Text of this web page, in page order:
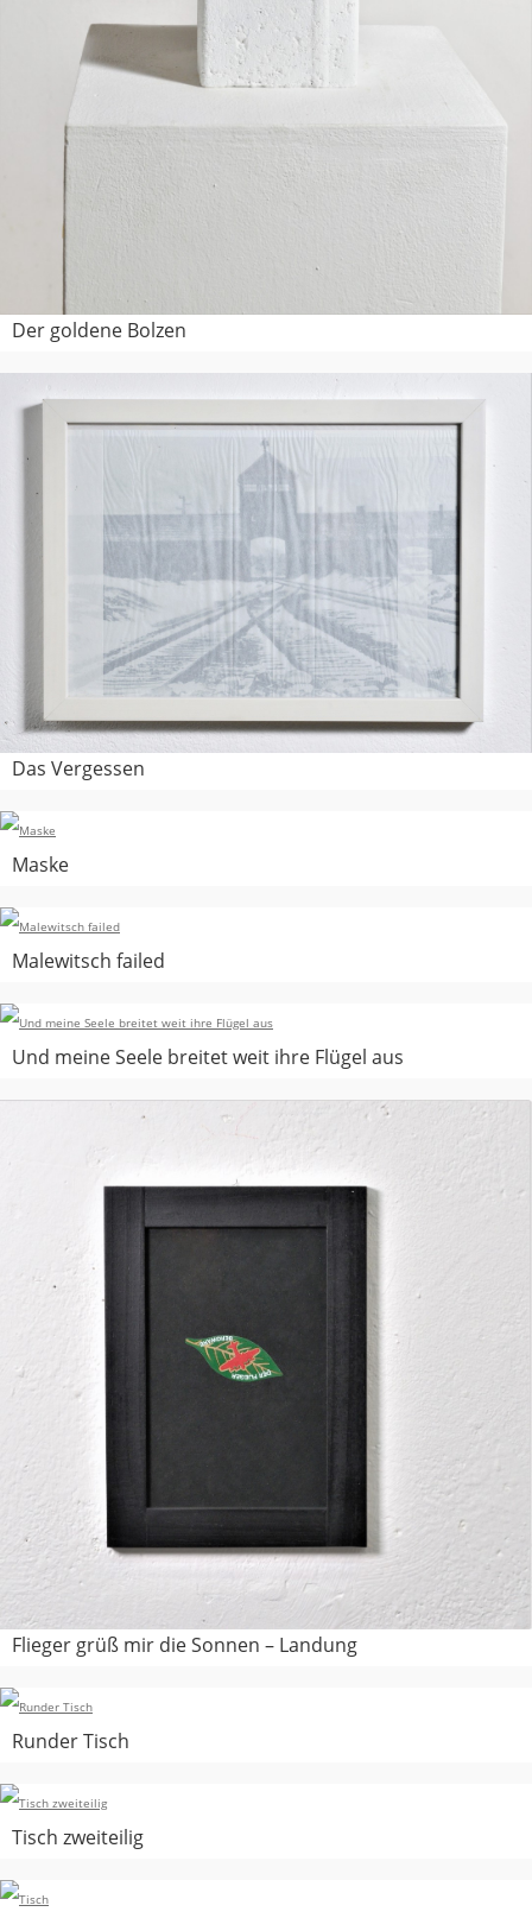
Der goldene Bolzen
Das Vergessen
Maske
Malewitsch failed
Und meine Seele breitet weit ihre Flügel aus
Flieger grüß mir die Sonnen – Landung
Runder Tisch
Tisch zweiteilig